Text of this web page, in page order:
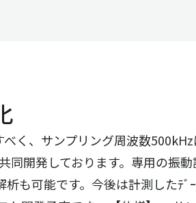
く、サンプリング周波数
同開発しております。専用の振
も可能です。今後は計測したﾃﾞｰ